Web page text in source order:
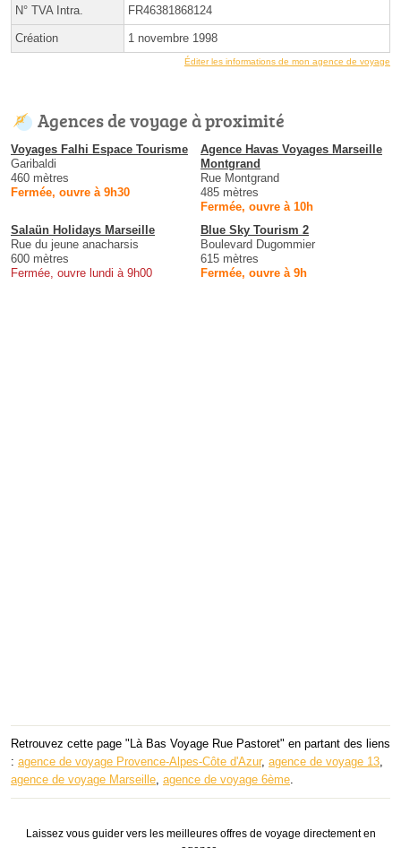
N° TVA Intra. FR46381868124
Création 1 novembre 1998
Éditer les informations de mon agence de voyage
Agences de voyage à proximité
Voyages Falhi Espace Tourisme
Garibaldi
460 mètres
Fermée, ouvre à 9h30
Agence Havas Voyages Marseille
Montgrand
Rue Montgrand
485 mètres
Fermée, ouvre à 10h
Salaün Holidays Marseille
Rue du jeune anacharsis
600 mètres
Fermée, ouvre lundi à 9h00
Blue Sky Tourism 2
Boulevard Dugommier
615 mètres
Fermée, ouvre à 9h
Retrouvez cette page "Là Bas Voyage Rue Pastoret" en partant des liens
: agence de voyage Provence-Alpes-Côte d'Azur, agence de voyage 13,
agence de voyage Marseille, agence de voyage 6ème.
Laissez vous guider vers les meilleures offres de voyage directement en